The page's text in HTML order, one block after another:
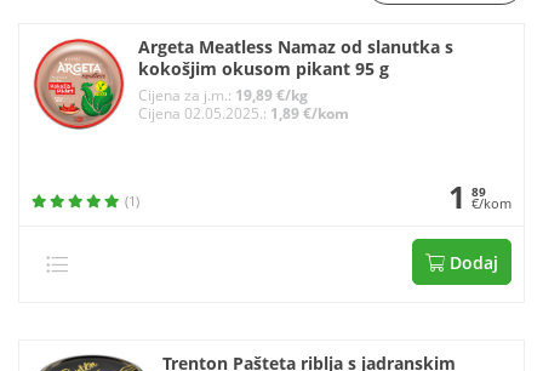
Argeta Meatless Namaz od slanutka s
kokošjim okusom pikant 95 g
Cijena za j.m.: 19,89 €/kg
Cijena 02.05.2025.: 1,89 €/kom
(1) 1 89
€/kom
Dodaj
Trenton Pašteta riblja s jadranskim